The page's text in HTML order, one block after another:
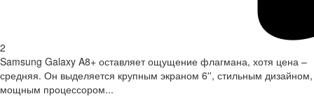
2
Samsung Galaxy A8+ оставляет ощущение флагмана, хотя цена –
средняя. Он выделяется крупным экраном 6'', стильным дизайном,
мощным процессором...